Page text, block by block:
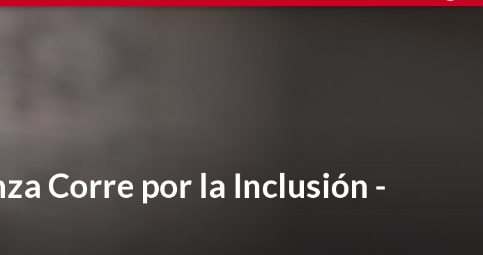
Corre por la Inclusión -